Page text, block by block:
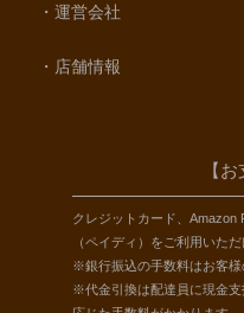
運営会社
店舗情報
【
クレジットカード、Amazon
（ペイディ）をご利用いただ
※銀行振込の手数料はお客様
※代金引換は配達員に現金